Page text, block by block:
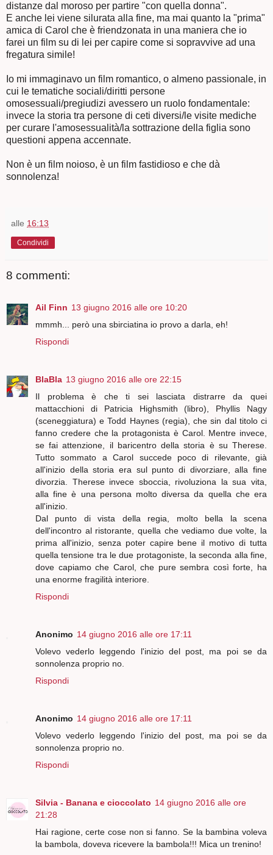
distanze dal moroso per partire "con quella donna".
E anche lei viene silurata alla fine, ma mai quanto la "prima"
amica di Carol che è friendzonata in una maniera che io
farei un film su di lei per capire come si sopravvive ad una
fregatura simile!
Io mi immaginavo un film romantico, o almeno passionale, in
cui le tematiche sociali/diritti persone
omosessuali/pregiudizi avessero un ruolo fondamentale:
invece la storia tra persone di ceti diversi/le visite mediche
per curare l'amosessualità/la sottrazione della figlia sono
questioni appena accennate.
Non è un film noioso, è un film fastidioso e che dà
sonnolenza!
alle 16:13
Condividi
8 commenti:
Ail Finn 13 giugno 2016 alle ore 10:20
mmmh... però una sbirciatina io provo a darla, eh!
Rispondi
BlaBla 13 giugno 2016 alle ore 22:15
Il problema è che ti sei lasciata distrarre da quei
mattacchioni di Patricia Highsmith (libro), Phyllis Nagy
(sceneggiatura) e Todd Haynes (regia), che sin dal titolo ci
fanno credere che la protagonista è Carol. Mentre invece,
se fai attenzione, il baricentro della storia è su Therese.
Tutto sommato a Carol succede poco di rilevante, già
all'inizio della storia era sul punto di divorziare, alla fine
divorzia. Therese invece sboccia, rivoluziona la sua vita,
alla fine è una persona molto diversa da quella che era
all'inizio.
Dal punto di vista della regia, molto bella la scena
dell'incontro al ristorante, quella che vediamo due volte, la
prima all'inizio, senza poter capire bene il motivo di tutta
quella tensione tra le due protagoniste, la seconda alla fine,
dove capiamo che Carol, che pure sembra così forte, ha
una enorme fragilità interiore.
Rispondi
Anonimo 14 giugno 2016 alle ore 17:11
Volevo vederlo leggendo l'inizio del post, ma poi se da
sonnolenza proprio no.
Rispondi
Anonimo 14 giugno 2016 alle ore 17:11
Volevo vederlo leggendo l'inizio del post, ma poi se da
sonnolenza proprio no.
Rispondi
Silvia - Banana e cioccolato 14 giugno 2016 alle ore
21:28
Hai ragione, certe cose non si fanno. Se la bambina voleva
la bambola, doveva ricevere la bambola!!! Mica un trenino!